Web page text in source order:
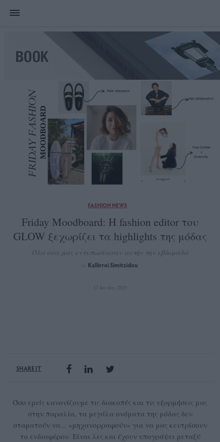
FASHION NEWS
Friday Moodboard: Η fashion editor του
GLOW ξεχωρίζει τα highlights της μόδας
Όλα όσα μας εντυπωσίασαν αυτήν την εβδομάδα
Kallirroi Simitzidou
13 Ιουνίου 2025
SHARE IT
Όσο εμείς κανονίζουμε τις διακοπές και τις εξορμήσεις μας
στην παραλία, τα μεγάλα ονόματα της μόδας δεν
σταματούν να... «μηχανορραφούν» για να μας κεντρίσουν
το ενδιαφέρον. Είναι λες και έχουν υπογράψει μεταξύ